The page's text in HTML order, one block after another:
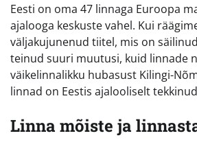
Eesti on oma 47 linnaga Euroopa
ajalooga keskuste vahel. Kui
väljakujunenud tiitel, mis on
teinud suuri muutusi, kuid linnade
väikelinnalikku hubasust Kilingi-
linnad on Eestis ajalooliselt
Linna mõiste ja